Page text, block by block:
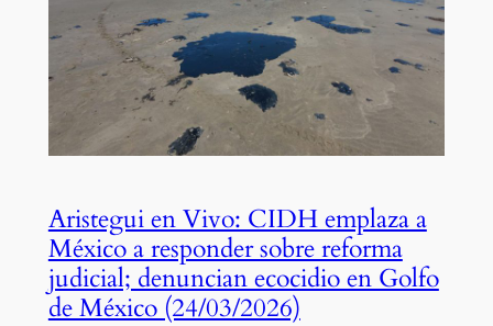
Aristegui en Vivo: CIDH emplaza a
México a responder sobre reforma
judicial; denuncian ecocidio en Golfo
de México (24/03/2026)